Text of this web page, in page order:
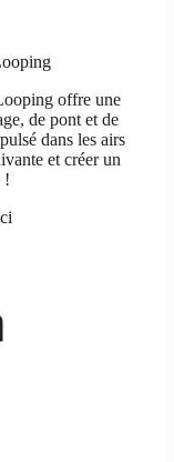
offre une
de pont et de
dans les airs
et créer un
!